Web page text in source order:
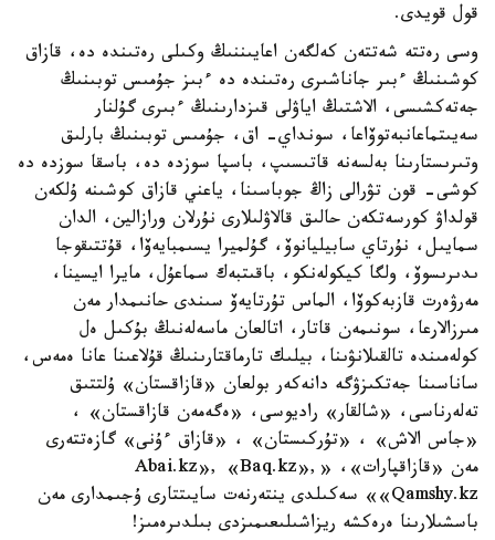
قول قويدى.
وسى رەتتە شەتتەن كەلگەن اعايىننىڭ وكىلى رەتىندە دە، قازاق
كوشىنىڭ ءبىر جاناشىرى رەتىندە دە ءبىز جۇمىس توبىنىڭ
جەتەكشىسى، الاشتىڭ اياۋلى قىزدارىنىڭ ءبىرى گۇلنار
سەيىتماعانبەتوۆاعا، سونداي- اق، جۇمىس توبىنىڭ بارلىق
وتىرىستارىنا بەلسەنە قاتىسىپ، باسپا سوزدە دە، باسقا سوزدە دە
كوشى- قون تۋرالى زاڭ جوباسىنا، ياعني قازاق كوشىنە ۇلكەن
قولداۋ كورسەتكەن حالىق قالاۋلىلارى نۇرلان ورازالين، الدان
سمايىل، نۇرتاي سابيليانوۆ، گۇلميرا يسىمبايەۆا، قۇتتىقوجا
ىدىرىسوۆ، ولگا كيكولەنكو، باقىتبەك سماعۇل، مايرا ايسينا،
مەرۋەرت قازبەكوۆا، الماس تۇرتايەۆ سىندى حانىمدار مەن
مىرزالارعا، سونىمەن قاتار، اتالعان ماسەلەنىڭ بۇكىل ەل
كولەمىندە تالقىلانۋىنا، بيلىك تارماقتارىنىڭ قۇلاعىنا عانا ەمەس،
ساناسىنا جەتكىزۋگە دانەكەر بولعان «قازاقستان» ۇلتتىق
تەلەرناسى، «شالقار» راديوسى، «ەگەمەن قازاقستان» ،
«جاس الاش» ، «تۇركىستان» ، «قازاق ءۇنى» گازەتتەرى
مەن «قازاقپارات»، «Abai.kz», «Baq.kz»,
«Qamshy.kz» سەكىلدى ينتەرنەت سايىتتارى ۇجىمدارى مەن
باسشىلارىنا ەرەكشە ريزاشىلىعىمىزدى بىلدىرەمىز!